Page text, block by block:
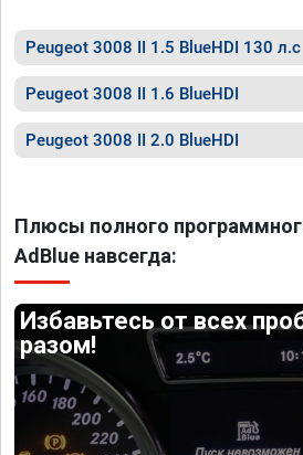
Peugeot 3008 II 1.5 BlueHDI 130 л.с
Peugeot 3008 II 1.6 BlueHDI
Peugeot 3008 II 2.0 BlueHDI
Плюсы полного
AdBlue навсегда:
Избавьтесь от всех
разом!